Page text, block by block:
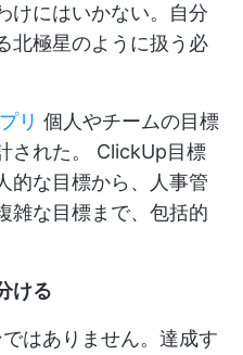
けにはいかない。自分
北極星のように扱う必
リ 個人やチームの目標
された。 ClickUp目標
的な目標から、人事管
雑な目標まで、包括的
ける
はありません。達成す